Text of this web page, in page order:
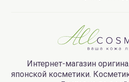
Интернет-магазин
японской косметики.